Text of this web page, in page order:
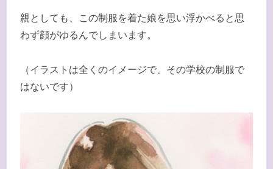
親としても、この制服を着た娘を思い浮かべると思
わず顔がゆるんでしまいます。
（イラストは全くのイメージで、その学校の制服で
はないです）